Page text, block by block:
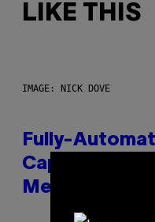
LIKE THIS
IMAGE: NICK DOVE
Fully-
Members Only